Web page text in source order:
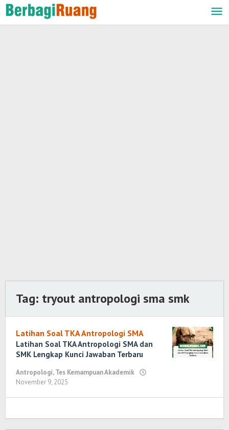
Lewati
ke
Tag: tryout antropologi sma smk
Latihan Soal TKA Antropologi SMA
Latihan Soal TKA Antropologi SMA dan
SMK Lengkap Kunci Jawaban Terbaru
Antropologi,Tes Kemampuan Akademik
November 9, 2025